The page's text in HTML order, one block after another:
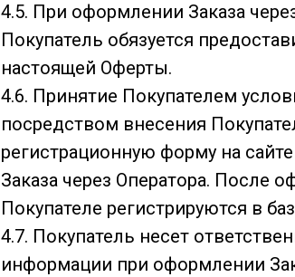
4.5. При оформлении Заказа
Покупатель обязуется
настоящей Оферты.
4.6. Принятие Покупателем
посредством внесения
регистрационную форму на
Заказа через Оператора. После
Покупателе регистрируются в
4.7. Покупатель несет
информации при оформлении